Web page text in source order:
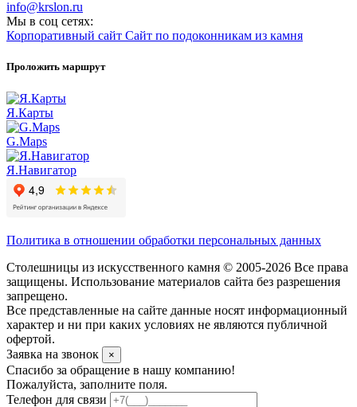
info@krslon.ru
Мы в соц сетях:
Корпоративный сайт Сайт по подоконникам из камня
Проложить маршрут
Я.Карты
G.Maps
Я.Навигатор
Политика в отношении обработки персональных данных
Столешницы из искусственного камня © 2005-2026 Все права
защищены. Использование материалов сайта без разрешения
запрещено.
Все представленные на сайте данные носят информационный
характер и ни при каких условиях не являются публичной
офертой.
Заявка на звонок
×
Спасибо за обращение в нашу компанию!
Пожалуйста, заполните поля.
Телефон для связи